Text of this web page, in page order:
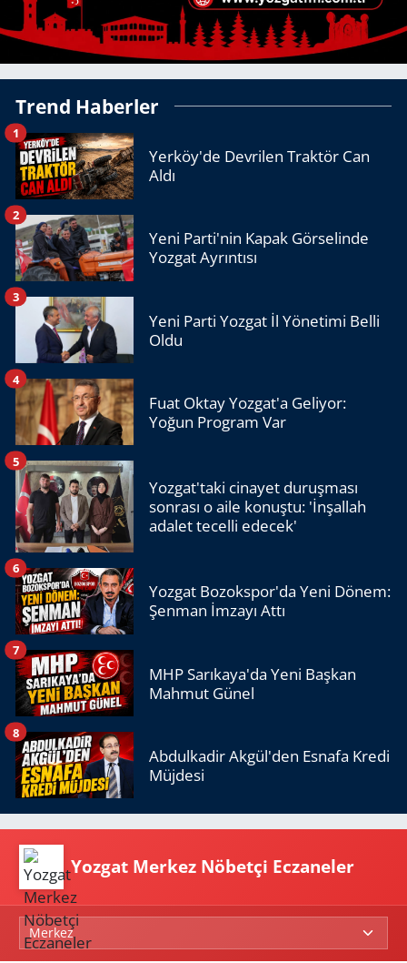
Trend Haberler
Yerköy'de Devrilen Traktör Can
Aldı
1
Yeni Parti'nin Kapak Görselinde
Yozgat Ayrıntısı
2
Yeni Parti Yozgat İl Yönetimi Belli
Oldu
3
Fuat Oktay Yozgat'a Geliyor:
Yoğun Program Var
4
Yozgat'taki cinayet duruşması
sonrası o aile konuştu: 'İnşallah
adalet tecelli edecek'
5
Yozgat Bozokspor'da Yeni Dönem:
Şenman İmzayı Attı
6
MHP Sarıkaya'da Yeni Başkan
Mahmut Günel
7
Abdulkadir Akgül'den Esnafa Kredi
Müjdesi
8
Yozgat Merkez Nöbetçi Eczaneler